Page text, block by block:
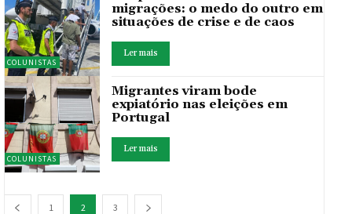
COLUNISTAS
migrações: o medo do outro em
situações de crise e de caos
Ler mais
COLUNISTAS
Migrantes viram bode
expiatório nas eleições em
Portugal
Ler mais
1 2 3